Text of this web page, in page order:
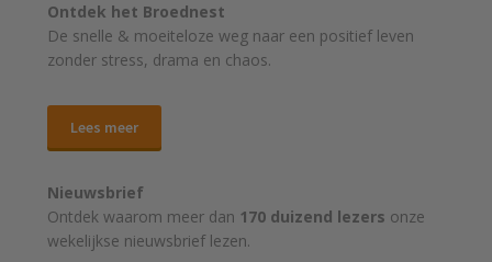
Ontdek het Broednest
De snelle & moeiteloze weg naar een positief leven
zonder stress, drama en chaos.
Lees meer
Nieuwsbrief
Ontdek waarom meer dan 170 duizend lezers onze
wekelijkse nieuwsbrief lezen.